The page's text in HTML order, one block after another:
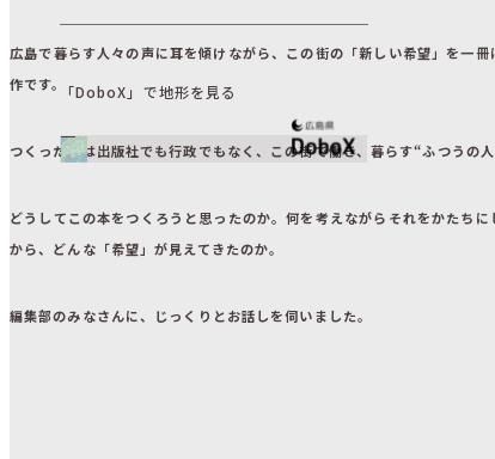
「DoboX」で地形を見る
広島で暮らす人々の声に耳を傾けながら、この街の「新しい希望」を一
作です。
つくったのは出版社でも行政でもなく、この街で働き、暮らす“ふつうの人
どうしてこの本をつくろうと思ったのか。何を考えながらそれをかたちに
から、どんな「希望」が見えてきたのか。
編集部のみなさんに、じっくりとお話しを伺いました。